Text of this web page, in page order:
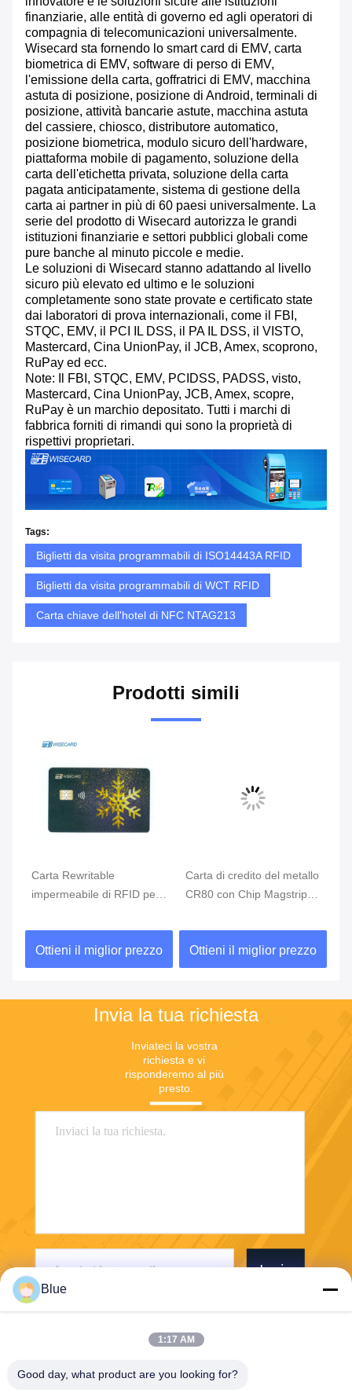
finanziarie, alle entità di governo ed agli operatori di
compagnia di telecomunicazioni universalmente.
Wisecard sta fornendo lo smart card di EMV, carta
biometrica di EMV, software di perso di EMV,
l'emissione della carta, goffratrici di EMV, macchina
astuta di posizione, posizione di Android, terminali di
posizione, attività bancarie astute, macchina astuta
del cassiere, chiosco, distributore automatico,
posizione biometrica, modulo sicuro dell'hardware,
piattaforma mobile di pagamento, soluzione della
carta dell'etichetta privata, soluzione della carta
pagata anticipatamente, sistema di gestione della
carta ai partner in più di 60 paesi universalmente. La
serie del prodotto di Wisecard autorizza le grandi
istituzioni finanziarie e settori pubblici globali come
pure banche al minuto piccole e medie.
Le soluzioni di Wisecard stanno adattando al livello
sicuro più elevato ed ultimo e le soluzioni
completamente sono state provate e certificato state
dai laboratori di prova internazionali, come il FBI,
STQC, EMV, il PCI IL DSS, il PA IL DSS, il VISTO,
Mastercard, Cina UnionPay, il JCB, Amex, scoprono,
RuPay ed ecc.
Note: Il FBI, STQC, EMV, PCIDSS, PADSS, visto,
Mastercard, Cina UnionPay, JCB, Amex, scopre,
RuPay è un marchio depositato. Tutti i marchi di
fabbrica forniti di rimandi qui sono la proprietà di
rispettivi proprietari.
Tags:
Biglietti da visita programmabili di ISO14443A RFID
Biglietti da visita programmabili di WCT RFID
Carta chiave dell'hotel di NFC NTAG213
Prodotti simili
Carta Rewritable
impermeabile di RFID per
di affari
Ottieni il miglior prezzo
Carta di credito del metallo
CR80 con Chip Magstripe
Ottieni il miglior prezzo
Invia la tua richiesta
Inviateci la vostra
richiesta e vi
risponderemo al più
presto.
Invia
Blue
1:17 AM
Good day, what product are you looking for?